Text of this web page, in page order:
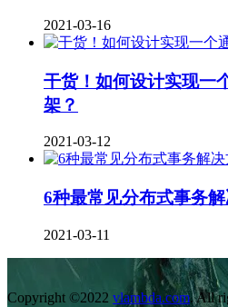
2021-03-16
干货！如何设计实现一
架？
2021-03-12
6种最常见分布式事务解
2021-03-11
Copyright ©2022 vlambda.com. All